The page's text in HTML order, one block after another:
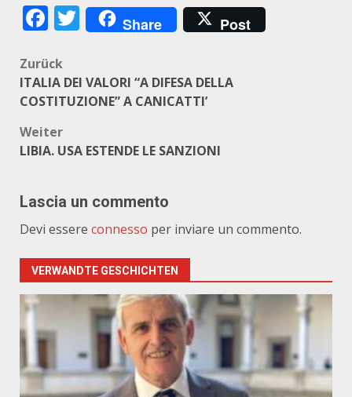
Facebook
Twitter
Share Post
Beitragsnavigation
Zurück
ITALIA DEI VALORI “A DIFESA DELLA
COSTITUZIONE” A CANICATTI’
Weiter
LIBIA. USA ESTENDE LE SANZIONI
Lascia un commento
Devi essere connesso per inviare un commento.
VERWANDTE GESCHICHTEN